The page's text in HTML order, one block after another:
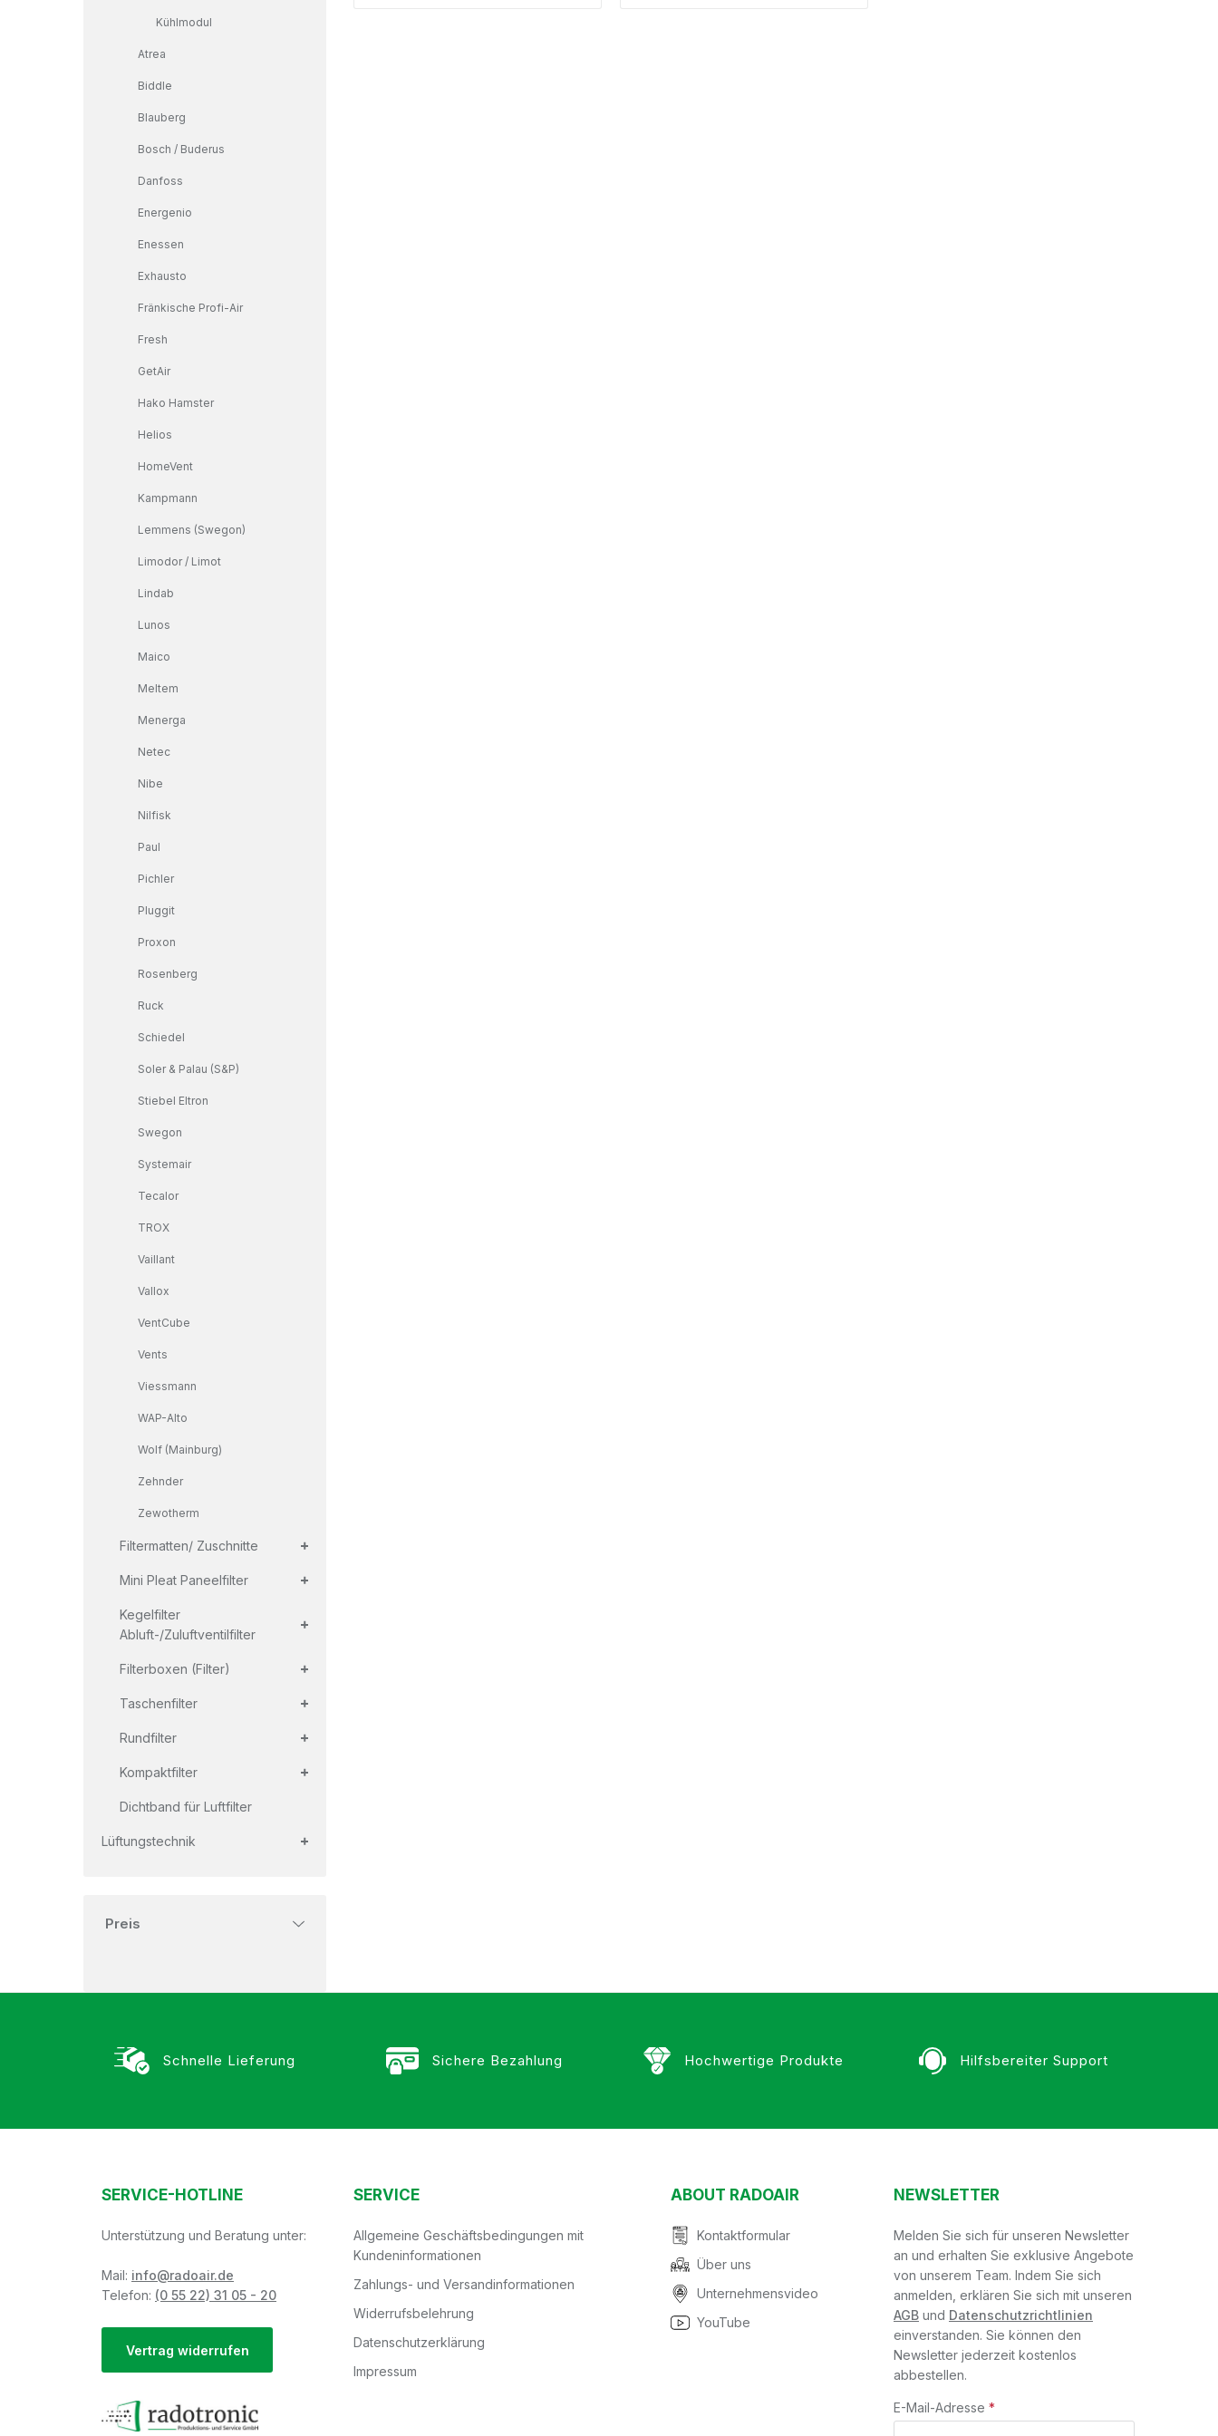
Kühlmodul
Atrea
Biddle
Blauberg
Bosch / Buderus
Danfoss
Energenio
Enessen
Exhausto
Fränkische Profi-Air
Fresh
GetAir
Hako Hamster
Helios
HomeVent
Kampmann
Lemmens (Swegon)
Limodor / Limot
Lindab
Lunos
Maico
Meltem
Menerga
Netec
Nibe
Nilfisk
Paul
Pichler
Pluggit
Proxon
Rosenberg
Ruck
Schiedel
Soler & Palau (S&P)
Stiebel Eltron
Swegon
Systemair
Tecalor
TROX
Vaillant
Vallox
VentCube
Vents
Viessmann
WAP-Alto
Wolf (Mainburg)
Zehnder
Zewotherm
Filtermatten/ Zuschnitte +
Mini Pleat Paneelfilter +
Kegelfilter
Abluft-/Zuluftventilfilter
Filterboxen (Filter) +
Taschenfilter +
Rundfilter +
Kompaktfilter +
Dichtband für Luftfilter
Lüftungstechnik +
Preis
Schnelle Lieferung Sichere Bezahlung Hochwertige Produkte Hilfsbereiter Support
SERVICE-HOTLINE
Unterstützung und Beratung unter:
Mail: info@radoair.de
Telefon: (0 55 22) 31 05 - 20
Vertrag widerrufen
SERVICE
Allgemeine Geschäftsbedingungen mit
Kundeninformationen
Zahlungs- und Versandinformationen
Widerrufsbelehrung
Datenschutzerklärung
Impressum
ABOUT RADOAIR
Kontaktformular
Über uns
Unternehmensvideo
YouTube
NEWSLETTER
Melden Sie sich für unseren Newsletter
an und erhalten Sie exklusive Angebote
von unserem Team. Indem Sie sich
anmelden, erklären Sie sich mit unseren
AGB und Datenschutzrichtlinien
einverstanden. Sie können den
Newsletter jederzeit kostenlos
abbestellen.
E-Mail-Adresse *